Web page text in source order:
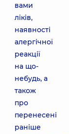
вами
ліків,
наявності
алергічної
реакції
на що-
небудь, а
також
про
перенесені
раніше